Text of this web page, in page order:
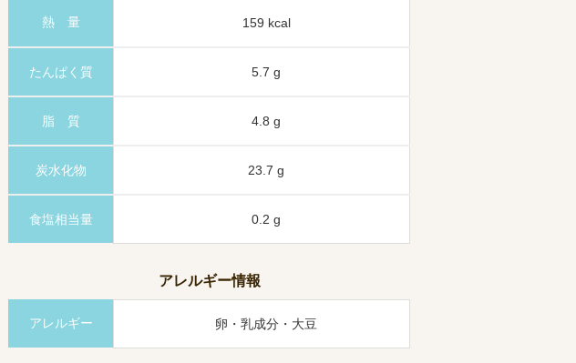
熱 量 159 kcal
たんぱく質 5.7 g
脂 質 4.8 g
炭水化物 23.7 g
食塩相当量 0.2 g
アレルギー情報
アレルギー 卵・乳成分・大豆